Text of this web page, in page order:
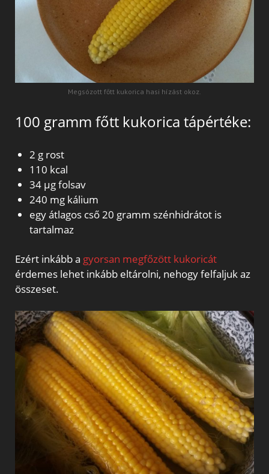
Megsózott főtt kukorica hasi hízást okoz.
100 gramm főtt kukorica tápértéke:
2 g rost
110 kcal
34 µg folsav
240 mg kálium
egy átlagos cső 20 gramm szénhidrátot is
tartalmaz
Ezért inkább a gyorsan megfőzött kukoricát
érdemes lehet inkább eltárolni, nehogy felfaljuk az
összeset.